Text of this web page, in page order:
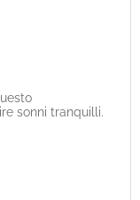
sonni tranquilli.